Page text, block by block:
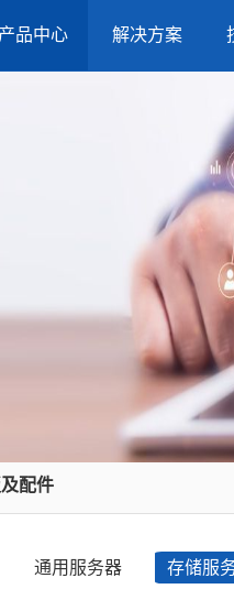
产品中心 解决方案
配件
通用服务器 存储服